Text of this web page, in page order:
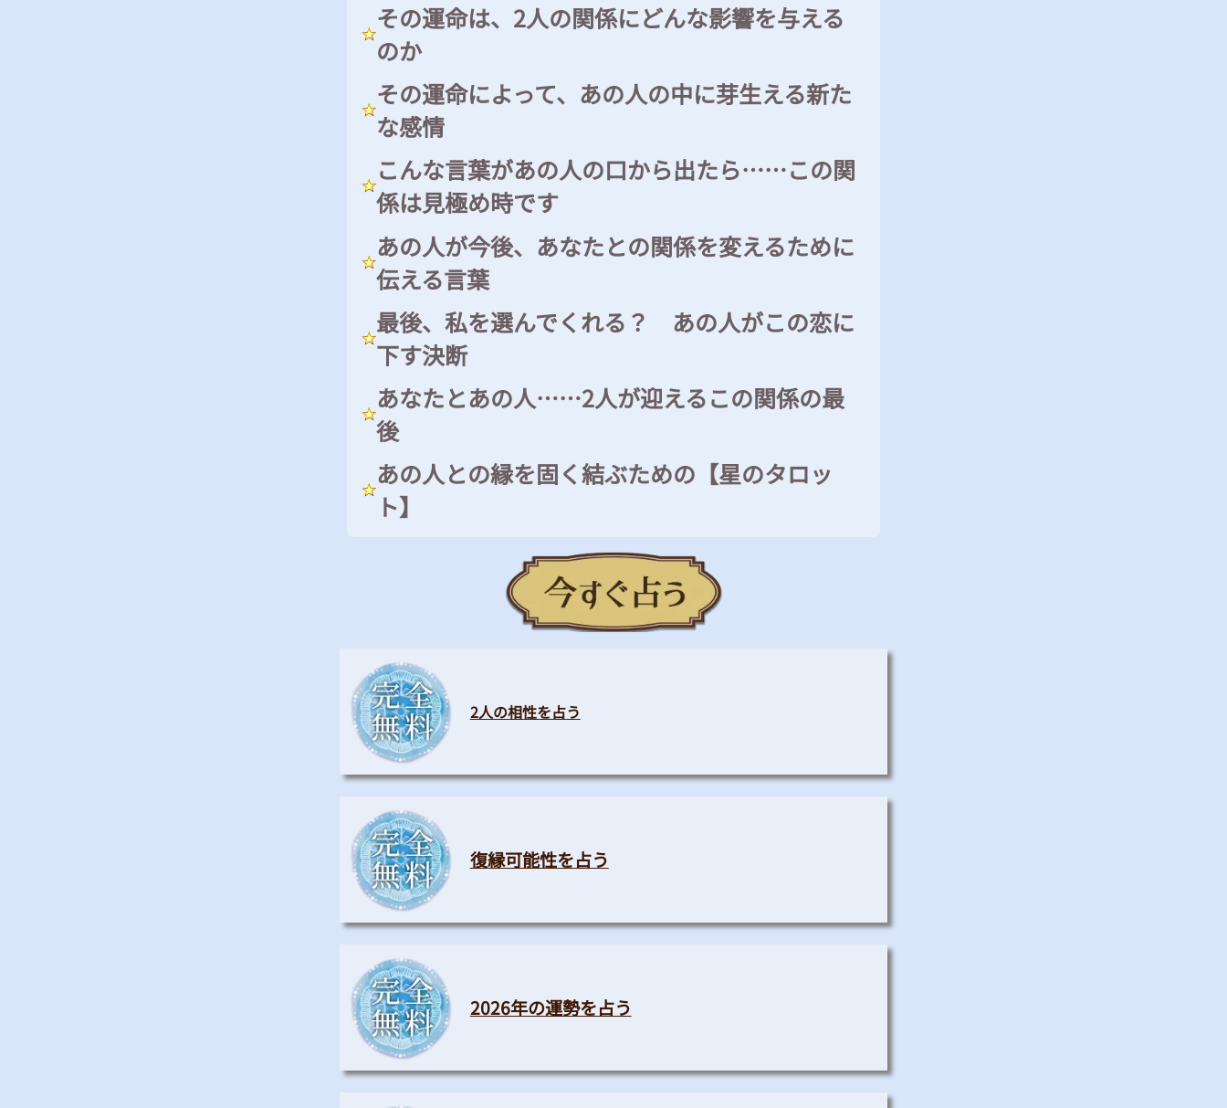
その運命は、2人の関係にどんな影響を与える
のか
その運命によって、あの人の中に芽生える新た
な感情
こんな言葉があの人の口から出たら……この関
係は見極め時です
あの人が今後、あなたとの関係を変えるために
伝える言葉
最後、私を選んでくれる？ あの人がこの恋に
下す決断
あなたとあの人……2人が迎えるこの関係の最
後
あの人との縁を固く結ぶための【星のタロッ
ト】
2人の相性を占う
復縁可能性を占う
2026年の運勢を占う